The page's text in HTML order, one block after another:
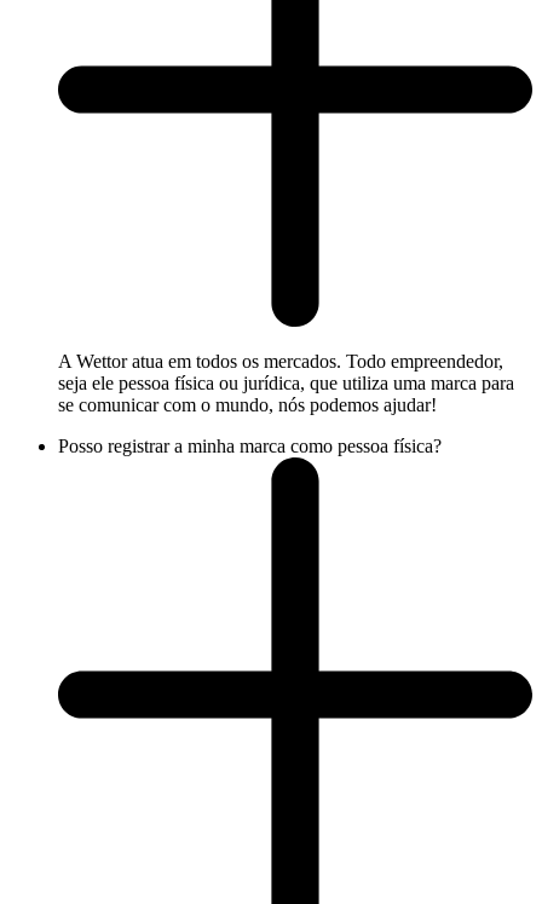
A Wettor atua em todos os mercados. Todo empreendedor,
seja ele pessoa física ou jurídica, que utiliza uma marca para
se comunicar com o mundo, nós podemos ajudar!
Posso registrar a minha marca como pessoa física?